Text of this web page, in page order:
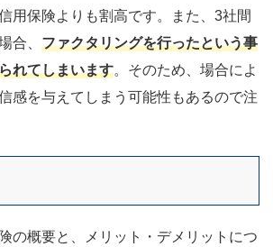
用保険よりも割高です。また、3社間
合、 ファクタリングを行ったという事
れてしまいます。そのため、場合によ
感を与えてしまう可能性もあるので注
の概要と、メリット・デメリットにつ